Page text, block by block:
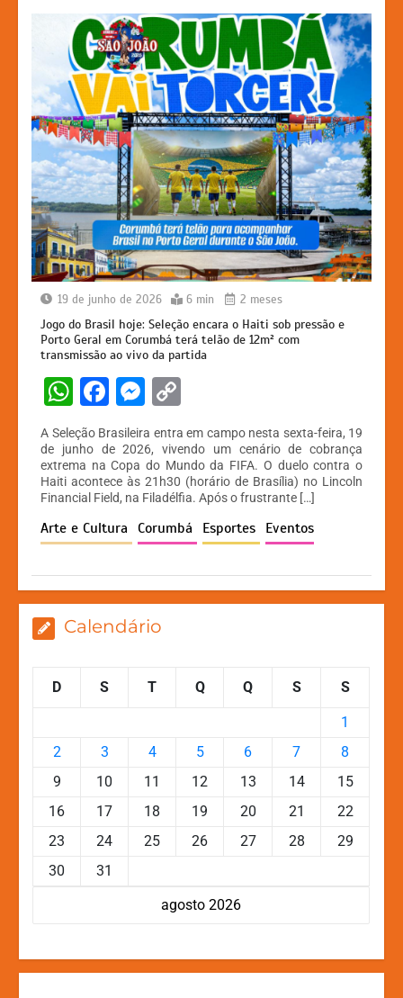
19 de junho de 2026 6 min 2 meses
Jogo do Brasil hoje: Seleção encara o Haiti sob pressão e
Porto Geral em Corumbá terá telão de 12m² com
transmissão ao vivo da partida
W
h
at
s
A
p
F
c
e
b
o
k
M
s
s
e
n
er
p
y
Li
n
A Seleção Brasileira entra em campo nesta sexta-feira, 19
de junho de 2026, vivendo um cenário de cobrança
extrema na Copa do Mundo da FIFA. O duelo contra o
Haiti acontece às 21h30 (horário de Brasília) no Lincoln
Financial Field, na Filadélfia. Após o frustrante […]
Arte e Cultura Corumbá Esportes Eventos
Calendário
agosto 2026
D S T Q Q S S
1
2
3 4 5 6 7
8
9
10 11 12 13 14
15
16
17 18 19 20 21
22
23
24 25 26 27 28
29
30
31